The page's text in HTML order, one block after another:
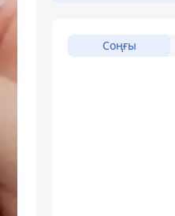
Соңғы